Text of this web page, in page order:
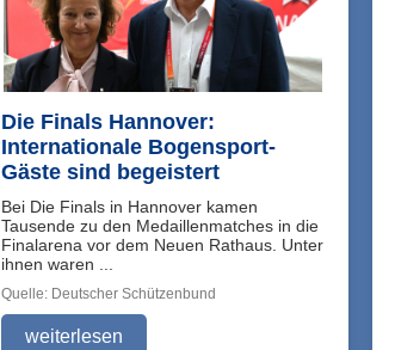
Die Finals Hannover:
Internationale Bogensport-
Gäste sind begeistert
Bei Die Finals in Hannover kamen
Tausende zu den Medaillenmatches in die
Finalarena vor dem Neuen Rathaus. Unter
ihnen waren ...
Quelle: Deutscher Schützenbund
weiterlesen